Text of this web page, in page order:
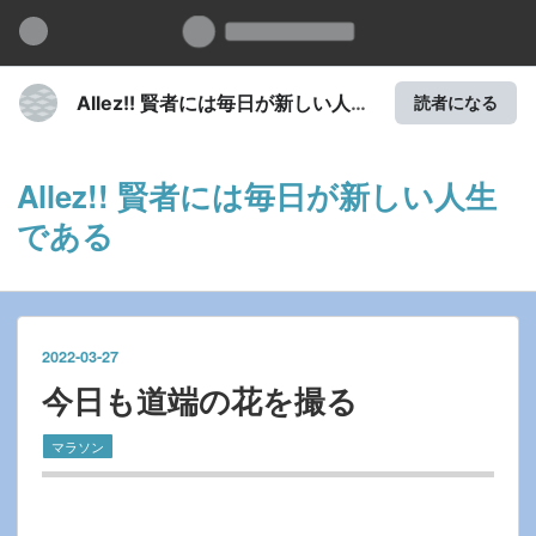
Allez!! 賢者には毎日が新しい人生
読者になる
Allez!! 賢者には毎日が新しい人生
である
2022-03-27
今日も道端の花を撮る
マラソン